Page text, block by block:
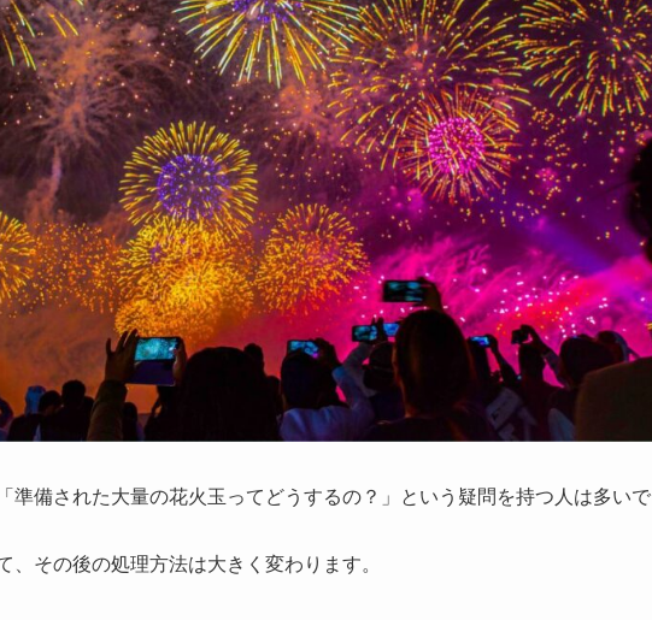
準備された大量の花火玉ってどうするの？」という疑問を持つ人は多いで
その後の処理方法は大きく変わります。